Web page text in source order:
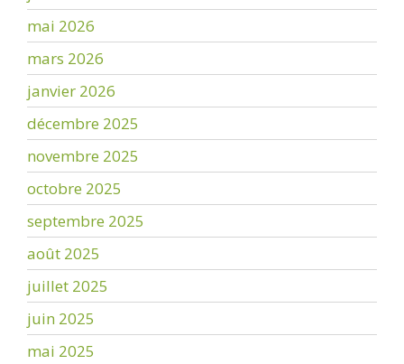
mai 2026
mars 2026
janvier 2026
décembre 2025
novembre 2025
octobre 2025
septembre 2025
août 2025
juillet 2025
juin 2025
mai 2025